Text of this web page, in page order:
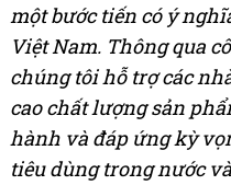
một bước tiến có ý
Việt Nam. Thông qua
chúng tôi hỗ trợ các
cao chất lượng sản
hành và đáp ứng kỳ
tiêu dùng trong nước